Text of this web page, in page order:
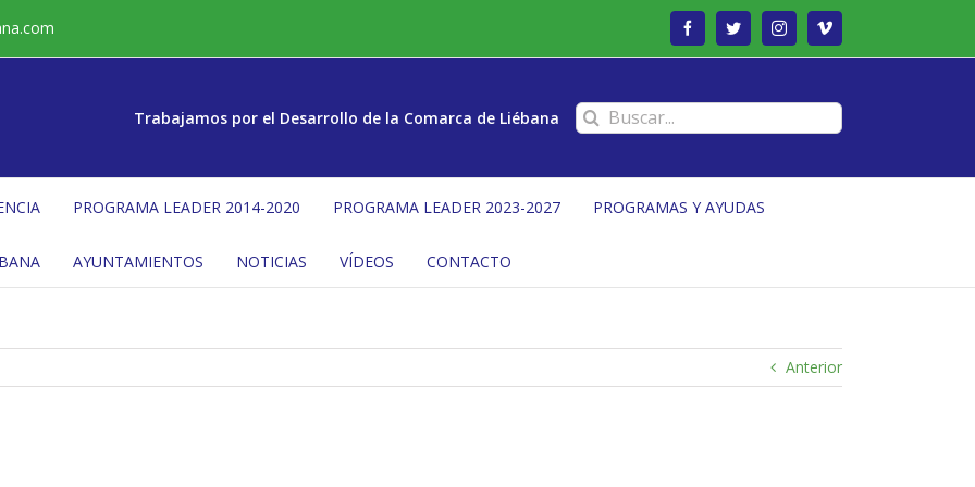
FacebookTwitterInstagramVimeo
Trabajamos por el Desarrollo de la Comarca de Liébana Buscar:
PROGRAMA LEADER 2014-2020 PROGRAMA LEADER 2023-2027 PROGRAMAS Y AYUDAS
AYUNTAMIENTOS NOTICIAS VÍDEOS CONTACTO
Anterior